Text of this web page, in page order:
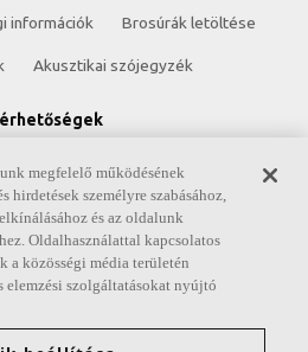
információk Brosúrák letöltése
Akusztikai szójegyzék
Box 500
03 Hyllinge
Svédország
+46 42 17 99 00
megfelelő működésének
hirdetések személyre szabásához,
és az oldalunk
Oldalhasználattal kapcsolatos
a közösségi média területén
elemzési szolgáltatásokat nyújtó